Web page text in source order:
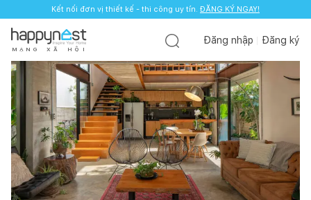
Kết nối đơn vị thiết kế - thi công uy tín. ĐĂNG KÝ NGAY!
M Ạ N G X Ã H Ộ I
Đăng nhập Đăng ký